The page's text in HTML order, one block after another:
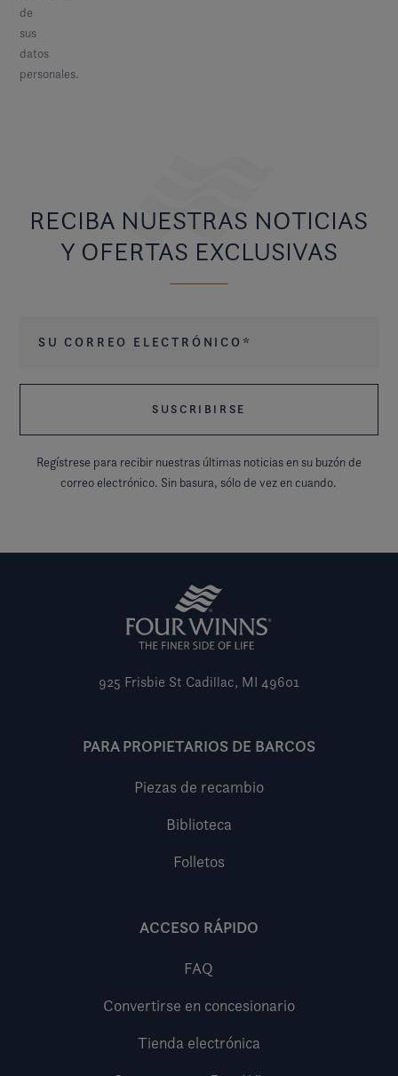
de
sus
datos
personales.
RECIBA NUESTRAS NOTICIAS
Y OFERTAS EXCLUSIVAS
Regístrese para recibir nuestras últimas noticias en su buzón de
correo electrónico. Sin basura, sólo de vez en cuando.
925 Frisbie St Cadillac, MI 49601
PARA PROPIETARIOS DE BARCOS
Piezas de recambio
Biblioteca
Folletos
ACCESO RÁPIDO
FAQ
Convertirse en concesionario
Tienda electrónica